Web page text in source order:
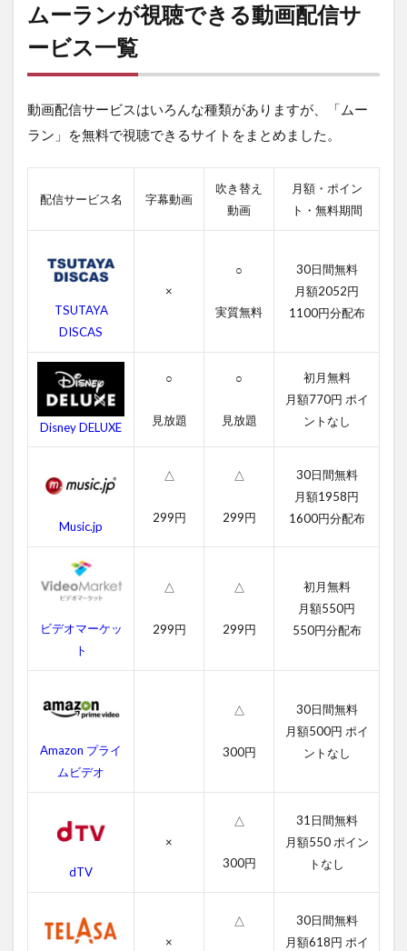
ン
が
視
聴
き
動
信
ー
ス
一
ー
ン
の
無
料
画
2.1
ムー
ラン
の字
幕動
2.2
替え
3
ー
す
4
ムーランが視聴できる動画配信サ
ービス一覧
動画配信サービスはいろんな種類がありますが、「ムー
ラン」を無料で視聴できるサイトをまとめました。
配信サービス名 字幕動画
吹き替え
動画
月額・ポイン
ト・無料期間
TSUTAYA
DISCAS
×
○
実質無料
30日間無料
月額2052円
1100円分配布
Disney DELUXE
○
見放題
○
見放題
初月無料
月額770円 ポイ
ントなし
Music.jp
△
299円
△
299円
30日間無料
月額1958円
1600円分配布
ビデオマーケッ
ト
△
299円
△
299円
初月無料
月額550円
550円分配布
Amazon プライ
ムビデオ
△
300円
30日間無料
月額500円 ポイ
ントなし
dTV
×
△
300円
31日間無料
月額550 ポイン
トなし
×
△
30日間無料
月額618円 ポイ